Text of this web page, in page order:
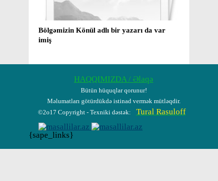
Mirzə və Kişi adını layiqincə qoruyan insan,
yaxud ​ 70 yaşı haqlayan Mirzəkişi müəllim
HAQQIMIZDA / Əlaqə
Bütün hüquqlar qorunur!
Məlumatları götürdükdə istinad vermək mütləqdir.
©2o17 Copyright - Texniki dəstək:
Tural Rasuloff
{sape_links}